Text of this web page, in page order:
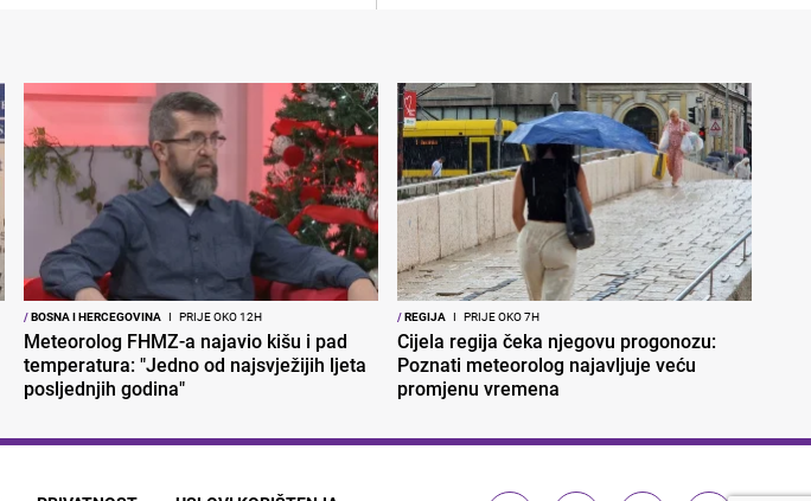
/BOSNA I HERCEGOVINA I PRIJE OKO 12H
Meteorolog FHMZ-a najavio kišu i pad
temperatura: "Jedno od najsvježijih ljeta
posljednjih godina"
/REGIJA I PRIJE OKO 7H
Cijela regija čeka njegovu progonozu:
Poznati meteorolog najavljuje veću
promjenu vremena